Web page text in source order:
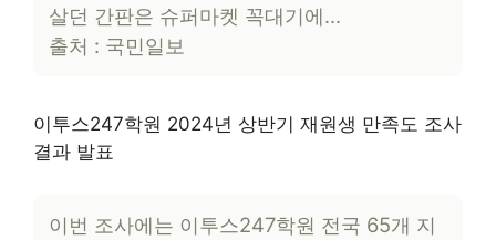
살던 간판은 슈퍼마켓 꼭대기에…
출처 : 국민일보
이투스247학원 2024년 상반기 재원생 만족도 조사
결과 발표
이번 조사에는 이투스247학원 전국 65개 지